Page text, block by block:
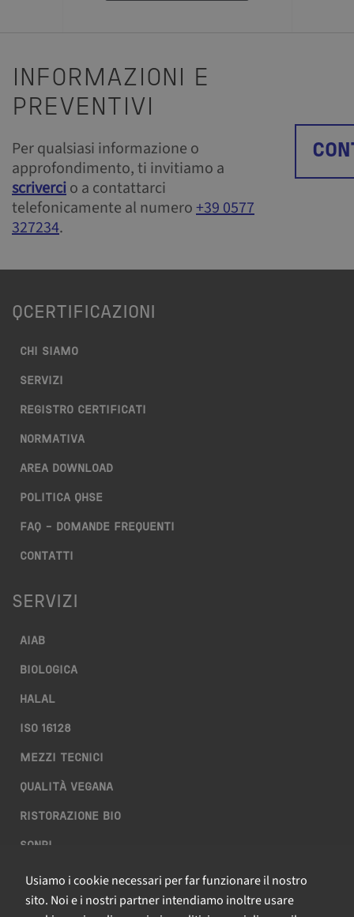
INFORMAZIONI E
PREVENTIVI
Per qualsiasi informazione o
approfondimento, ti invitiamo a
scrivercio a contattarci
telefonicamente al numero+39 0577
327234.
QCERTIFICAZIONI
CHI SIAMO
SERVIZI
REGISTRO CERTIFICATI
NORMATIVA
AREA DOWNLOAD
POLITICA QHSE
FAQ – DOMANDE FREQUENTI
CONTATTI
SERVIZI
AIAB
BIOLOGICA
HALAL
ISO 16128
MEZZI TECNICI
QUALITÀ VEGANA
RISTORAZIONE BIO
SQNPI
QCERTIFICAZIONI S.R.L. A SOCIO UNICO
Usiamo i cookie necessari per far funzionare il nostro
sito. Noi e i nostri partner intendiamo inoltre usare
corretta
esecuzione dei
servizi